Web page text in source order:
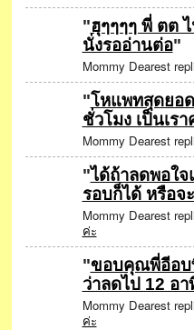
"ฮุๆๆๆๆ พี่ ตต
นั่งรออ่านต่อ"
Mommy Dearest
"โหแพทสุดยอ
ชั่วโมง เป็นเร
Mommy Dearest
"ได้ถ้าลดพอใจ
รอบก็ได้ หรือจ
Mommy Dearest
ค่ะ
"ขอบคุณพี่อีอบ
ว่าลดไป 12 อ
Mommy Dearest
ค่ะ